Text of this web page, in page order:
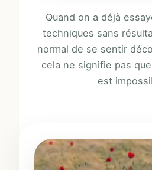
Quand on a déjà
techniques sans
normal de se sentir
cela ne signifie pas
est